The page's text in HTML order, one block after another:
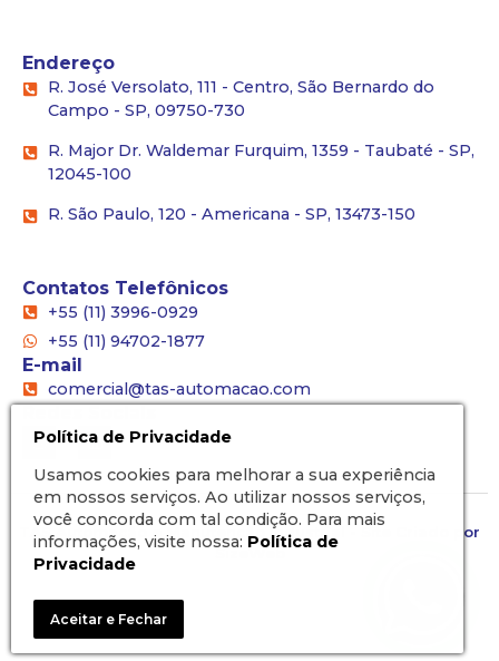
Endereço
R. José Versolato, 111 - Centro, São Bernardo do
Campo - SP, 09750-730
R. Major Dr. Waldemar Furquim, 1359 - Taubaté - SP,
12045-100
R. São Paulo, 120 - Americana - SP, 13473-150
Contatos Telefônicos
+55 (11) 3996-0929
+55 (11) 94702-1877
E-mail
comercial@tas-automacao.com
TAS Automação e Manutenção Industrial - Site Criado por
SizeWeb
Política de Privacidade
Usamos cookies para melhorar a sua experiência
em nossos serviços. Ao utilizar nossos serviços,
você concorda com tal condição. Para mais
informações, visite nossa: Política de
Privacidade
Aceitar e Fechar